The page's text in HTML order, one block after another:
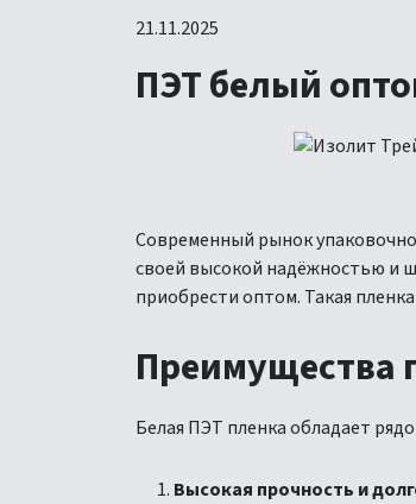
21.11.2025
ПЭТ белый
Современный рынок
своей высокой надёжностью и
приобрести оптом. Такая
Преимущества
Белая ПЭТ пленка обладает
Высокая прочность и